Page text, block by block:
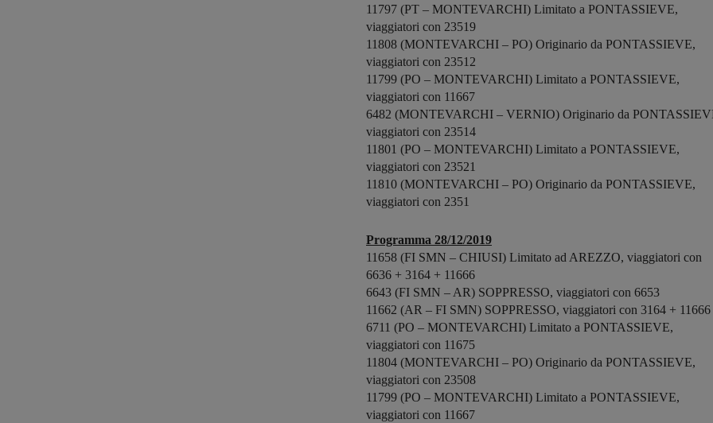
11797 (PT – MONTEVARCHI) Limitato a PONTASSIEVE,
viaggiatori con 23519
11808 (MONTEVARCHI – PO) Originario da PONTASSIEVE,
viaggiatori con 23512
11799 (PO – MONTEVARCHI) Limitato a PONTASSIEVE,
viaggiatori con 11667
6482 (MONTEVARCHI – VERNIO) Originario da
viaggiatori con 23514
11801 (PO – MONTEVARCHI) Limitato a PONTASSIEVE,
viaggiatori con 23521
11810 (MONTEVARCHI – PO) Originario da PONTASSIEVE,
viaggiatori con 2351
Programma 28/12/2019
11658 (FI SMN – CHIUSI) Limitato ad AREZZO, viaggiatori con
6636 + 3164 + 11666
6643 (FI SMN – AR) SOPPRESSO, viaggiatori con 6653
11662 (AR – FI SMN) SOPPRESSO, viaggiatori con 3164 + 11666
6711 (PO – MONTEVARCHI) Limitato a PONTASSIEVE,
viaggiatori con 11675
11804 (MONTEVARCHI – PO) Originario da PONTASSIEVE,
viaggiatori con 23508
11799 (PO – MONTEVARCHI) Limitato a PONTASSIEVE,
viaggiatori con 11667